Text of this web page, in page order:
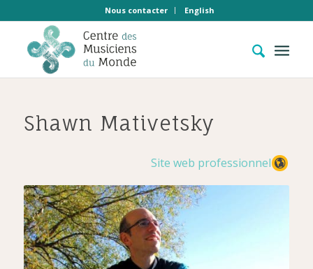
Nous contacter English
Shawn Mativetsky
Site web professionnel